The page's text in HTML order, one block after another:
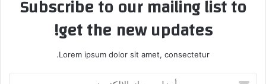
Subscribe to our mailing list to
get the new updates!
Lorem ipsum dolor sit amet, consectetur.